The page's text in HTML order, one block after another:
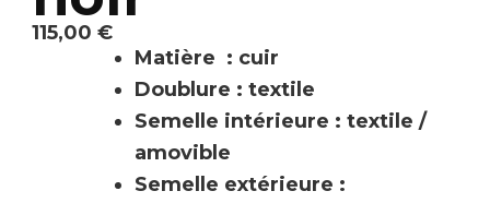
115,00 €
Matière : cuir
Doublure : textile
Semelle intérieure : textile /
amovible
Semelle extérieure :